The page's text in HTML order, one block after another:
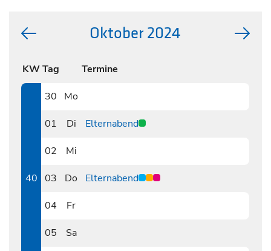
Oktober 2024
KWTag Termine
40
30
Mo
01
Di Elternabend
02
Mi
03
Do Elternabend
04
Fr
05
Sa